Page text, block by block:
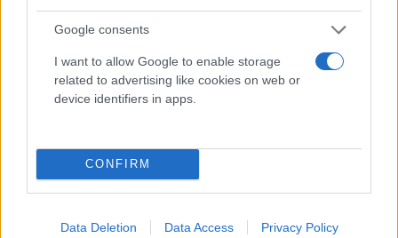
Google consents
I want to allow Google to enable storage
related to advertising like cookies on web or
device identifiers in apps.
CONFIRM
Data Deletion Data Access Privacy Policy